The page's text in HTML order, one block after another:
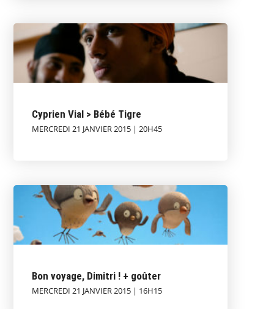
Cyprien Vial > Bébé Tigre
MERCREDI 21 JANVIER 2015 | 20H45
Bon voyage, Dimitri ! + goûter
MERCREDI 21 JANVIER 2015 | 16H15